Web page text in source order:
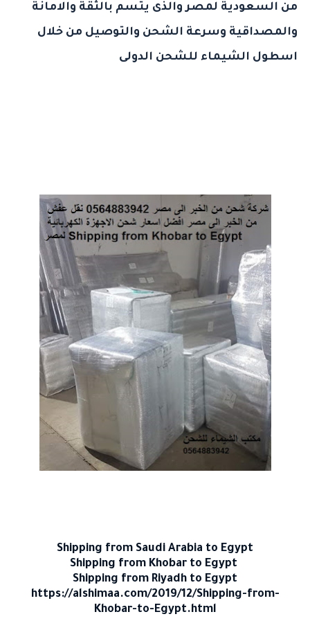
من السعودية لمصروالذى يتسم بالثقة والامانة
والمصداقية وسرعة الشحن والتوصيل من خلال
اسطول الشيماء للشحن الدولى
Shipping from Saudi Arabia to Egypt
Shipping from Khobar to Egypt
Shipping from Riyadh to Egypt
https://alshimaa.com/2019/12/Shipping-from-
Khobar-to-Egypt.html